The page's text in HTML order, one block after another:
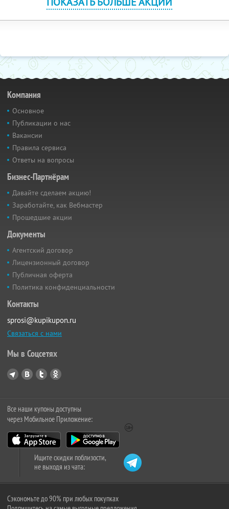
Компания
Основное
Публикации о нас
Вакансии
Правила сервиса
Ответы на вопросы
Бизнес-Партнёрам
Давайте сделаем акцию!
Заработайте, как Вебмастер
Прошедшие акции
Документы
Агентский договор
Лицензионный договор
Публичная оферта
Политика конфиденциальности
Контакты
sprosi@kupikupon.ru
Связаться с нами
Мы в Соцсетях
Все наши купоны доступны
через Мобильное Приложение:
Ищите скидки поблизости,
не выходя из чата:
Сэкономьте до 90% при любых покупках